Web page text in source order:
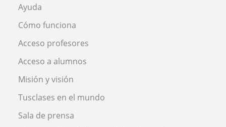
Ayuda
Cómo funciona
Acceso profesores
Acceso a alumnos
Misión y visión
Tusclases en el mundo
Sala de prensa